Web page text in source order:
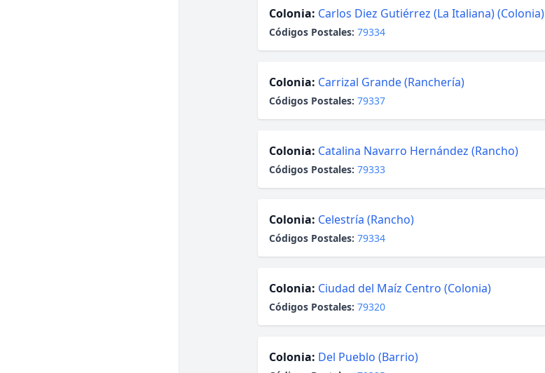
Colonia: Carlos Diez Gutiérrez (La Italiana) (Colonia)
Códigos Postales: 79334
Colonia: Carrizal Grande (Ranchería)
Códigos Postales: 79337
Colonia: Catalina Navarro Hernández (Rancho)
Códigos Postales: 79333
Colonia: Celestría (Rancho)
Códigos Postales: 79334
Colonia: Ciudad del Maíz Centro (Colonia)
Códigos Postales: 79320
Colonia: Del Pueblo (Barrio)